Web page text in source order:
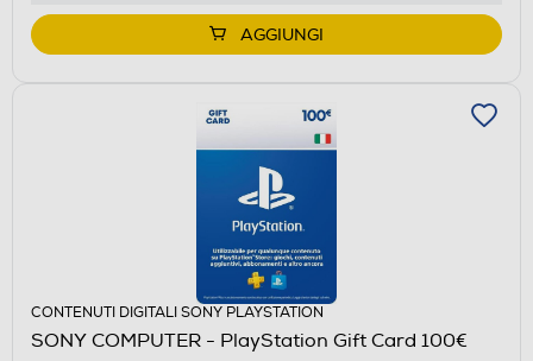
AGGIUNGI
CONTENUTI DIGITALI SONY PLAYSTATION
SONY COMPUTER - PlayStation Gift Card 100€